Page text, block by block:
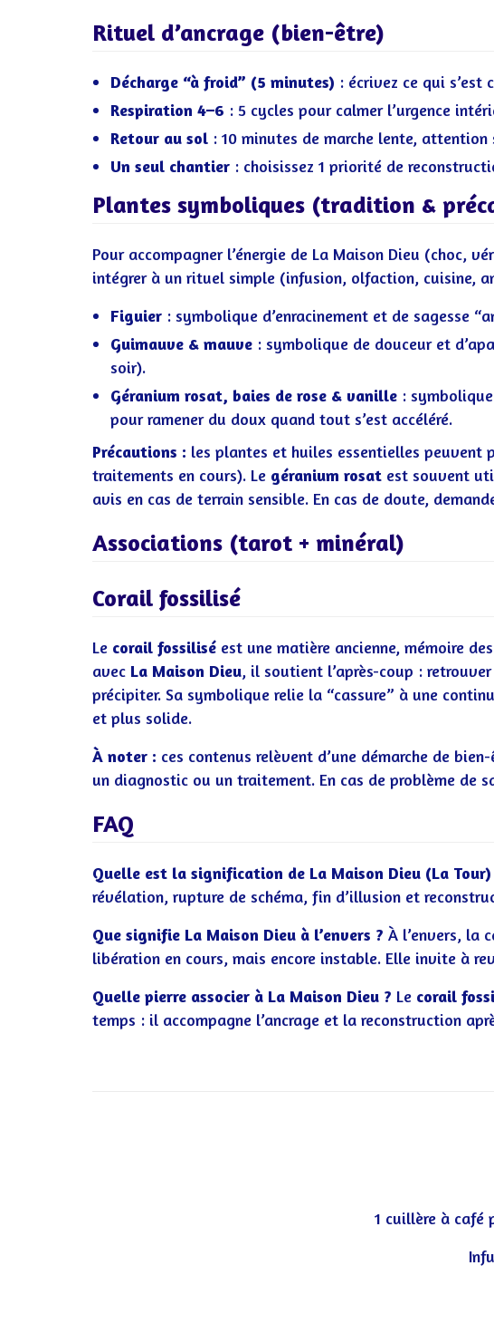
Rituel d’ancrage (bien-être)
Décharge “à froid” (5 minutes) : écrivez ce qui
Respiration 4–6 : 5 cycles pour calmer l’urgence
Retour au sol : 10 minutes de marche lente,
Un seul chantier : choisissez 1 priorité de
Plantes symboliques (tradition &
Pour accompagner l’énergie de La Maison Dieu (choc,
intégrer à un rituel simple (infusion, olfaction, cuisine,
Figuier : symbolique d’enracinement et de sagesse
Guimauve & mauve : symbolique de douceur et
soir).
Géranium rosat, baies de rose & vanille :
pour ramener du doux quand tout s’est accéléré.
Précautions : les plantes et huiles essentielles peuvent
traitements en cours). Le géranium rosat est souvent
avis en cas de terrain sensible. En cas de doute,
Associations (tarot + minéral)
Corail fossilisé
Le corail fossilisé est une matière ancienne, mémoire
avec La Maison Dieu, il soutient l’après-coup :
précipiter. Sa symbolique relie la “cassure” à une
et plus solide.
À noter : ces contenus relèvent d’une démarche de
un diagnostic ou un traitement. En cas de problème de
FAQ
Quelle est la signification de La Maison Dieu (La
révélation, rupture de schéma, fin d’illusion et
Que signifie La Maison Dieu à l’envers ? À l’envers, la
libération en cours, mais encore instable. Elle invite à
Quelle pierre associer à La Maison Dieu ? Le corail
temps : il accompagne l’ancrage et la reconstruction
1 cuillère à café